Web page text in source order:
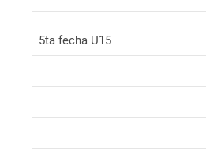
5ta fecha U15